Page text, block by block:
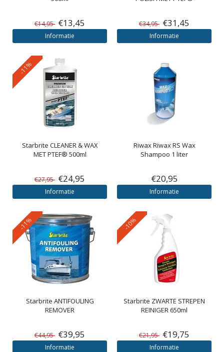
€14,95 €13,45
Informatie
€34,95 €31,45
Informatie
-11%
Starbrite CLEANER & WAX
MET PTEF® 500ml
€27,95 €24,95
Informatie
RiwaxRiwax RS Wax
Shampoo 1 liter
€20,95
Informatie
-11%
Starbrite ANTIFOULING
REMOVER
€44,95 €39,95
Informatie
-10%
Starbrite ZWARTE STREPEN
REINIGER 650ml
€21,95 €19,75
Informatie